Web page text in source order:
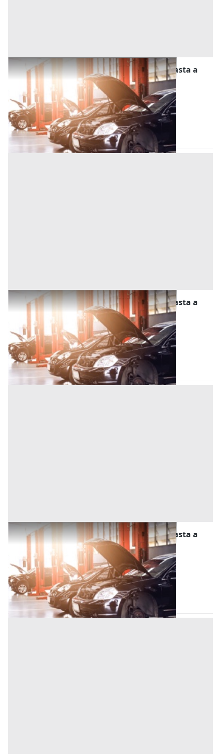
Stalle, Scuderie, Rimesse, Autorimesse all'asta a
Napoli
Napoli (Napoli)
Offerta minima
6.750 € 9.000 €
Codice asta:d640b48c
25/11/2026
Stalle, Scuderie, Rimesse, Autorimesse all'asta a
Tortona
Tortona (Alessandria)
Offerta minima
14.062,50 € 18.750 €
Codice asta:64f313d7
25/11/2026
Stalle, Scuderie, Rimesse, Autorimesse all'asta a
Cassago Brianza
Cassago Brianza (Lecco)
Offerta minima
21.375 € 28.500 €
Codice asta:e751f894
24/11/2026